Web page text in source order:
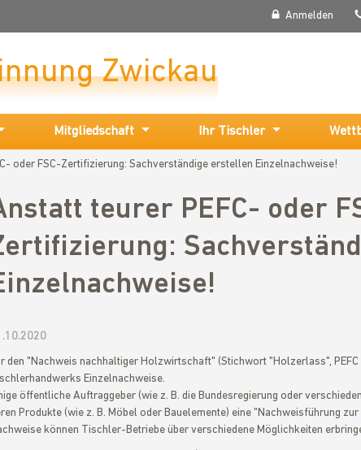
Zwickau
Anmelden
Mitgliedschaft Ihr Tischler
oder FSC-Zertifizierung: Sachverständige erstellen Einzelnachweise!
teurer PEFC- oder
den "Nachweis nachhaltiger Holzwirtschaft" (Stichwort "Holzerlass",
Einzelnachweise.
öffentliche Auftraggeber (wie z. B. die Bundesregierung oder
Produkte (wie z. B. Möbel oder Bauelemente) eine "Nachweisführung
können Tischler-Betriebe über verschiedene Möglichkeiten